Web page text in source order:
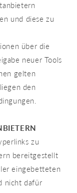
und diese zu
über die
neuer Tools
gelten
den
zu
bereitgestellt
eingebetteten
nicht dafür